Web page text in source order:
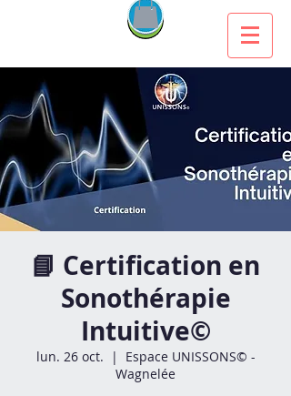
📘 Certification en
Sonothérapie
Intuitive©
lun. 26 oct.
  |
Espace UNISSONS© -
Wagnelée